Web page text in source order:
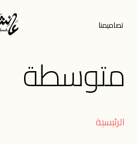
تصاميمنا
متوسطة
الرئيسية